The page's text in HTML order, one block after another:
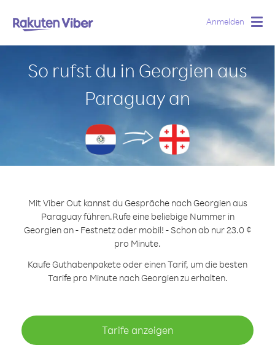
Anmelden
So rufst du in Georgien aus
Paraguay an
Mit Viber Out kannst du Gespräche nach Georgien aus
Paraguay führen.Rufe eine beliebige Nummer in
Georgien an - Festnetz oder mobil! - Schon ab nur 23.0 ¢
pro Minute.
Kaufe Guthabenpakete oder einen Tarif, um die besten
Tarife pro Minute nach Georgien zu erhalten.
Tarife anzeigen